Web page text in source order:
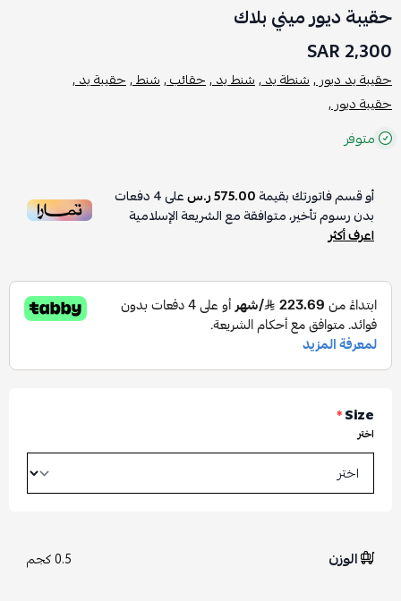
حقيبة ديور ميني بلاك
2,300 SAR
حقيبة يد ديور ,شنطة يد ,شنط يد ,حقائب ,شنط ,حقيبة يد ,
حقيبة ديور ,
متوفر
أو قسم فاتورتك بقيمة575.00 ر.س على4دفعات
بدون رسوم تأخير، متوافقة مع الشريعة الإسلامية
اعرف أكثر
Size
*
اختر
الوزن 0.5 كجم